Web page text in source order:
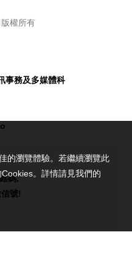
權所有
事務及多媒體科
碼,
號!
的瀏覽體驗。若繼續瀏覽此
。詳情請見我們的